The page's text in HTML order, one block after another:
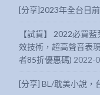
[分享]2023年全台目
【試貨】 2022必買
效技術，超高聲音表
者85折優惠碼) 2022-
[分享] BL/耽美小說，